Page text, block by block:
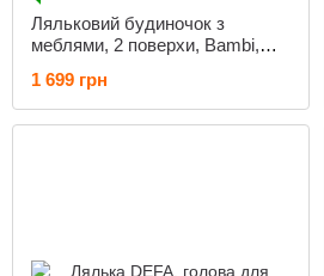
Ляльковий будиночок з
меблями, 2 поверхи, Bambi,
1 699 грн